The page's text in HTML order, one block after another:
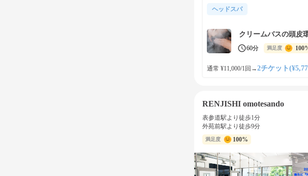
ヘッドスパ
クリームバスの頭皮
60分 満足度
通常 ¥11,000/1回 →2チケット
RENJISHI omotesando
表参道駅より徒歩1分
外苑前駅より徒歩9分
満足度 100%